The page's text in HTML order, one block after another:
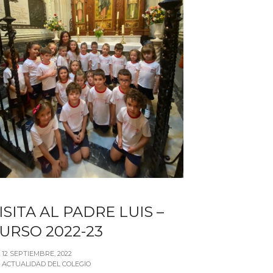
AL PADRE LUIS –
2022-23
12 SEPTIEMBRE, 2022
ACTUALIDAD DEL COLEGIO